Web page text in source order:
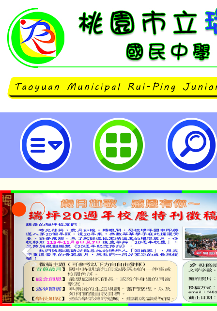
有關教育部辦理「114年度數位/網
短影音暨海報繪畫比賽」延長徵件
立瑞坪國民中學
「本色祭」8/29、30在
場熱烈登場!
8/21下午1時於龍潭區